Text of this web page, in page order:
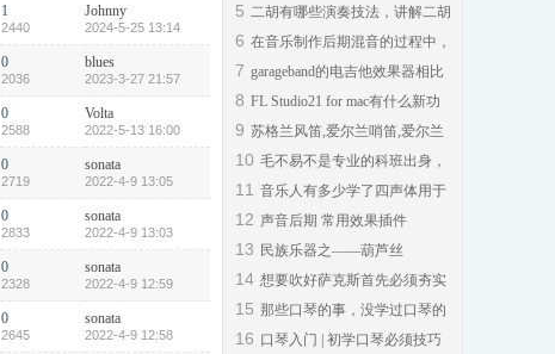
1
2440
Johnny
2024-5-25 13:14
0
2036
blues
2023-3-27 21:57
0
2588
Volta
2022-5-13 16:00
0
2719
sonata
2022-4-9 13:05
0
2833
sonata
2022-4-9 13:03
0
2328
sonata
2022-4-9 12:59
0
2645
sonata
2022-4-9 12:58
5 二胡有哪些演奏技法，讲解二胡
的基本演奏技
6 在音乐制作后期混音的过程中，
硬件效果器相
7 garageband的电吉他效果器相比
单块或综合效
8 FL Studio21 for mac有什么新功
能详情,2023
9 苏格兰风笛,爱尔兰哨笛,爱尔兰
肘风笛三者有
10 毛不易不是专业的科班出身，
现在红了，为什
11 音乐人有多少学了四声体用于
作曲呢？
12 声音后期 常用效果插件
（VST）介绍
13 民族乐器之——葫芦丝
14 想要吹好萨克斯首先必须夯实
基础练习打好基
15 那些口琴的事，没学过口琴的
人可能不会知道
16 口琴入门 | 初学口琴必须技巧